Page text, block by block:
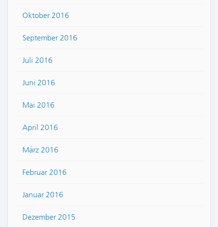
Oktober 2016
September 2016
Juli 2016
Juni 2016
Mai 2016
April 2016
März 2016
Februar 2016
Januar 2016
Dezember 2015